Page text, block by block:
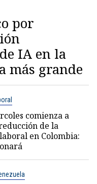
por
IA en la
más grande
comienza a
de la
en Colombia: